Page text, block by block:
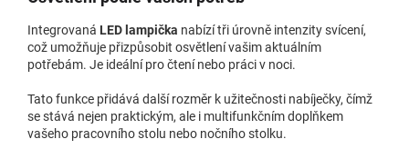
Integrovaná LED lampička nabízí tři úrovně intenzity svícení,
což umožňuje přizpůsobit osvětlení vašim aktuálním
potřebám. Je ideální pro čtení nebo práci v noci.
Tato funkce přidává další rozměr k užitečnosti nabíječky, čímž
se stává nejen praktickým, ale i multifunkčním doplňkem
vašeho pracovního stolu nebo nočního stolku.